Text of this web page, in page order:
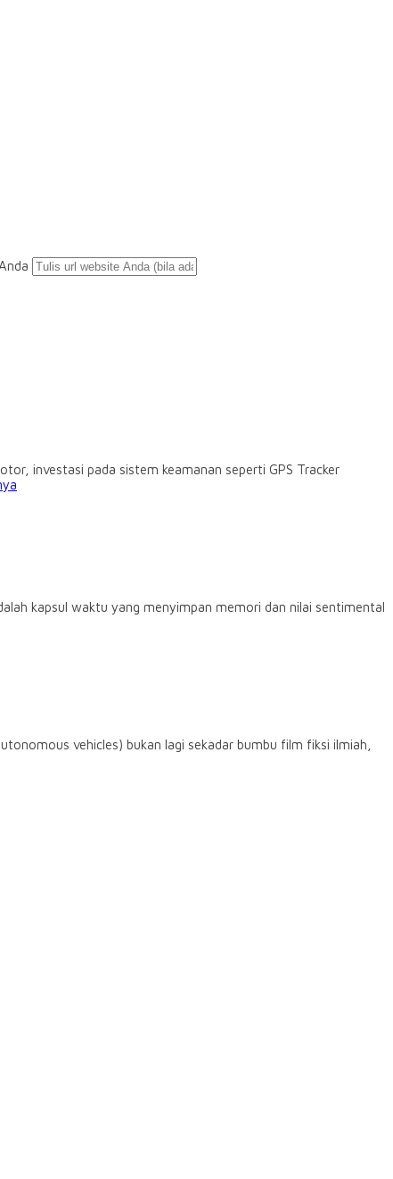
investasi pada sistem keamanan seperti GPS Tracker
kapsul waktu yang menyimpan memori dan nilai sentimental
vehicles) bukan lagi sekadar bumbu film fiksi ilmiah,